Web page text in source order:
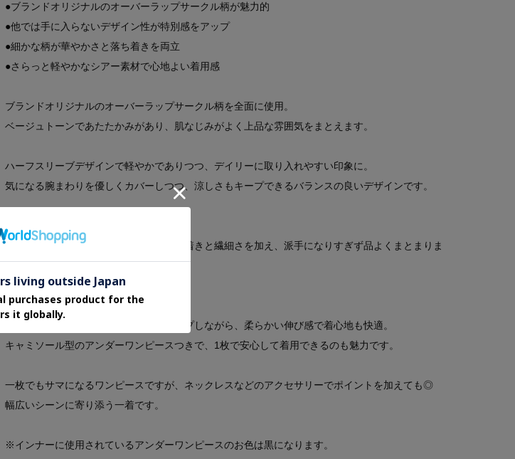
●ブランドオリジナルのオーバーラップサークル柄が魅力的
●他では手に入らないデザイン性が特別感をアップ
●細かな柄が華やかさと落ち着きを両立
●さらっと軽やかなシアー素材で心地よい着用感
ブランドオリジナルのオーバーラップサークル柄を全面に使用。
ベージュトーンであたたかみがあり、肌なじみがよく上品な雰囲気をまとえます。
ハーフスリーブデザインで軽やかでありつつ、デイリーに取り入れやすい印象に。
気になる腕まわりを優しくカバーしつつ、涼しさもキープできるバランスの良いデザインです。
細かなサークル柄が華やかさの中に落ち着きと繊細さを加え、派手になりすぎず品よくまとまりま
す。
ウエストと衿元のリブ仕様はそのまま。
身体をすっきり見せるシルエットをキープしながら、柔らかい伸び感で着心地も快適。
キャミソール型のアンダーワンピースつきで、1枚で安心して着用できるのも魅力です。
一枚でもサマになるワンピースですが、ネックレスなどのアクセサリーでポイントを加えても◎
幅広いシーンに寄り添う一着です。
※インナーに使用されているアンダーワンピースのお色は黒になります。